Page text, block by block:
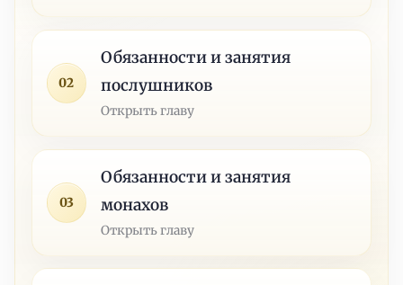
02
Обязанности и занятия
послушников
Открыть главу
03
Обязанности и занятия
монахов
Открыть главу